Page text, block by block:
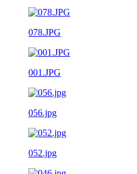
078.JPG
001.JPG
056.jpg
052.jpg